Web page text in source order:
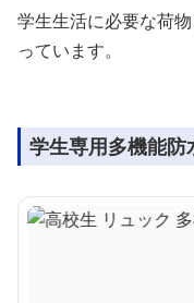
学生生活に必要な荷
っています。
学生専用多機能防